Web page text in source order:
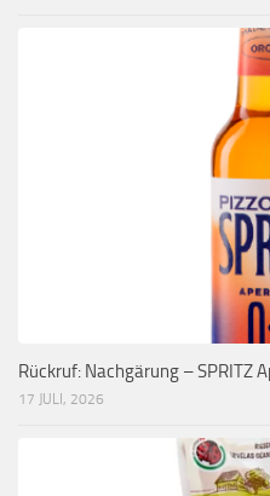
Rückruf: Nachgärung – SPRITZ
17 JULI, 2026